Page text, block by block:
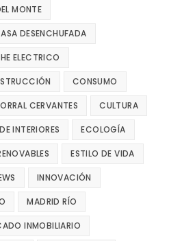
MONTE
DESENCHUFADA
ELECTRICO
CONSUMO
CERVANTES CULTURA
INTERIORES ECOLOGÍA
ESTILO DE VIDA
INNOVACIÓN
MADRID RÍO
INMOBILIARIO